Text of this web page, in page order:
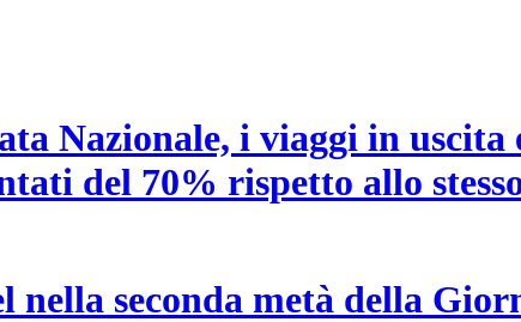
Nazionale, i viaggi in
del 70% rispetto allo
nella seconda metà della